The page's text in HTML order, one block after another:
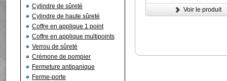
Cylindre de sûreté
Cylindre de haute sûreté
Coffre en applique 1 point
Coffre en applique multipoints
Verrou de sûreté
Crémone de pompier
Fermeture antipanique
Ferme-porte
Voir le produit